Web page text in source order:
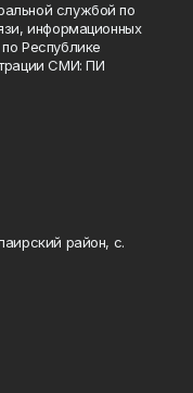
службой по
информационных
Республике
СМИ: ПИ
район, с.